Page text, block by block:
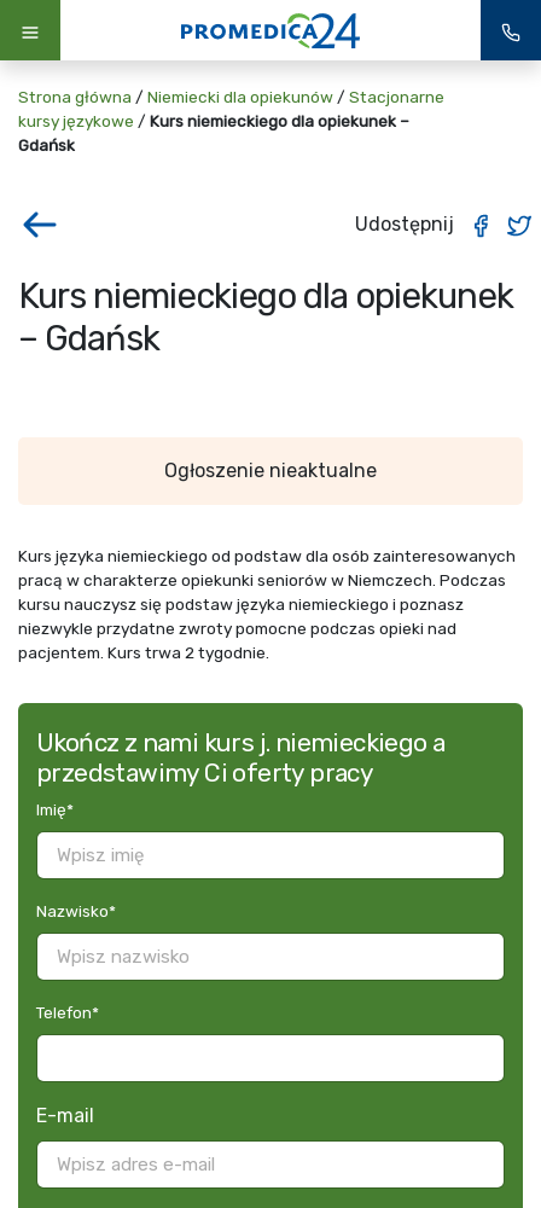
Strona główna / Niemiecki dla opiekunów / Stacjonarne
kursy językowe / Kurs niemieckiego dla opiekunek –
Gdańsk
Udostępnij
Kurs niemieckiego dla opiekunek
– Gdańsk
Ogłoszenie nieaktualne
Kurs języka niemieckiego od podstaw dla osób zainteresowanych
pracą w charakterze opiekunki seniorów w Niemczech. Podczas
kursu nauczysz się podstaw języka niemieckiego i poznasz
niezwykle przydatne zwroty pomocne podczas opieki nad
pacjentem. Kurs trwa 2 tygodnie.
Ukończ z nami kurs j. niemieckiego a
przedstawimy Ci oferty pracy
Imię*
Nazwisko*
Telefon*
E-mail